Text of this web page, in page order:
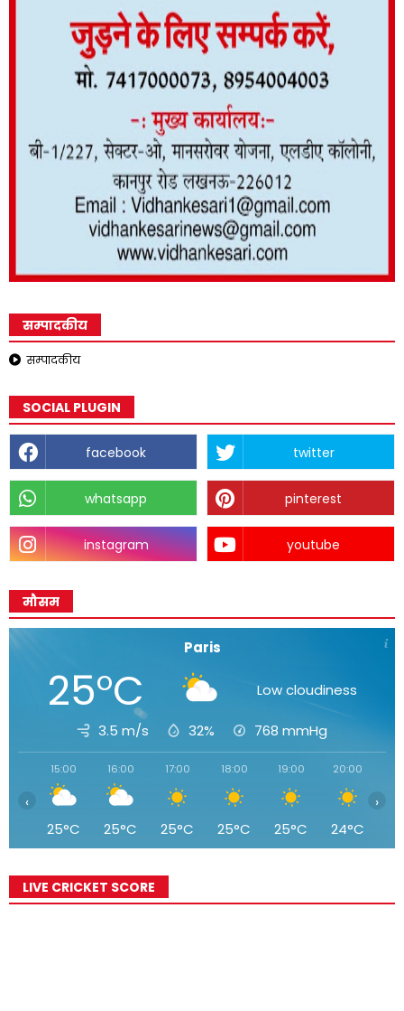
सम्पादकीय
सम्पादकीय
SOCIAL PLUGIN
facebook twitter
whatsapp pinterest
instagram youtube
मौसम
Paris
25°C Low cloudiness
3.5 m/s 32% 768mmHg
15:00
25°C
16:00
25°C
17:00
25°C
18:00
25°C
19:00
25°C
20:00
24°C
‹ ›
LIVE CRICKET SCORE